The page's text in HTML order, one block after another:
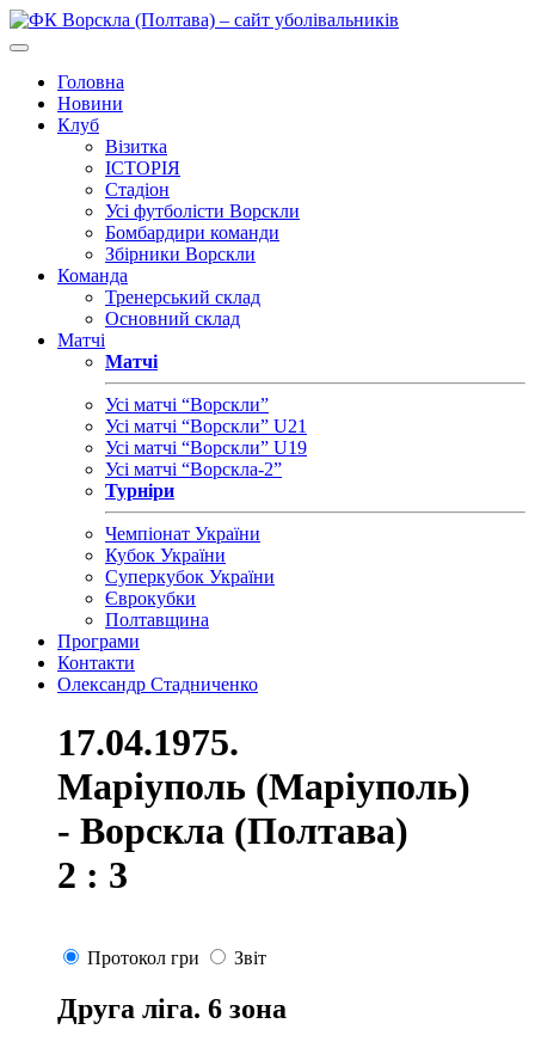
Головна
Новини
Клуб
Візитка
ІСТОРІЯ
Стадіон
Усі футболісти Ворскли
Бомбардири команди
Збірники Ворскли
Команда
Тренерський склад
Основний склад
Матчі
Матчі
Усі матчі “Ворскли”
Усі матчі “Ворскли” U21
Усі матчі “Ворскли” U19
Усі матчі “Ворскла-2”
Турніри
Чемпіонат України
Кубок України
Суперкубок України
Єврокубки
Полтавщина
Програми
Контакти
Олександр Стадниченко
17.04.1975.
Маріуполь (Маріуполь)
- Ворскла (Полтава)
2 : 3
Протокол гри Звіт
Друга ліга. 6 зона